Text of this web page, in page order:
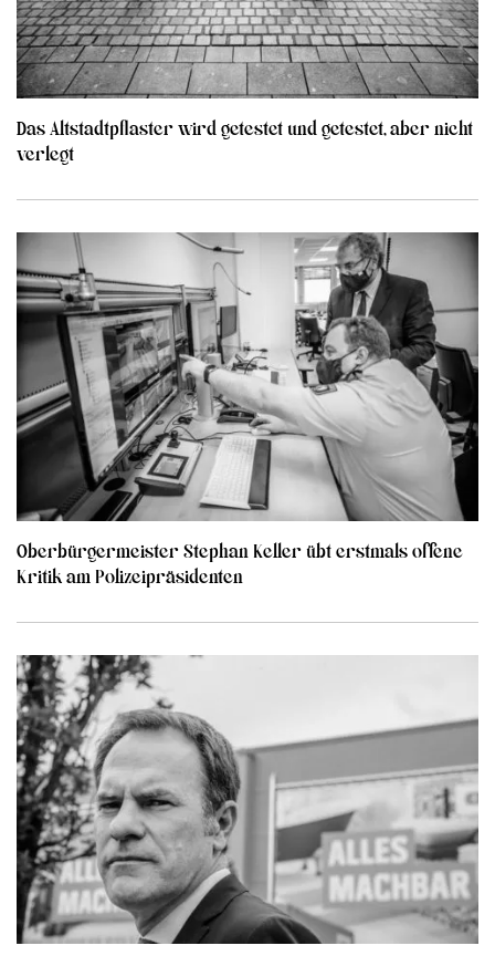
Das Altstadtpflaster wird getestet und getestet, aber nicht
verlegt
Oberbürgermeister Stephan Keller übt erstmals offene
Kritik am Polizeipräsidenten